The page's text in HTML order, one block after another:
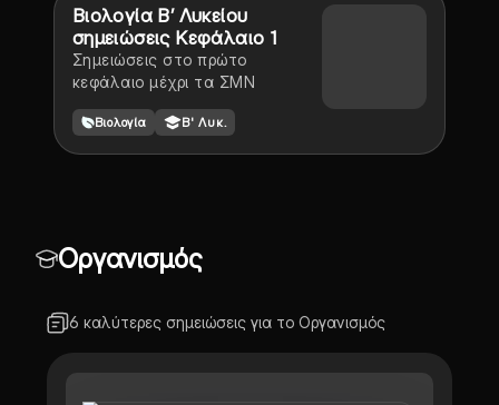
Βιολογία Β’ Λυκείου
σημειώσεις Κεφάλαιο 1
Σημειώσεις στο πρώτο
κεφάλαιο μέχρι τα ΣΜΝ
Βιολογία Β' Λυκ.
Οργανισμός
6 καλύτερες σημειώσεις για το Οργανισμός